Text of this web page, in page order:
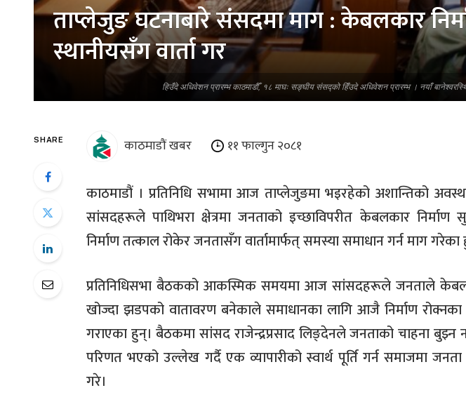
हिउँदे अधिवेशन प्रारम्भ काठमाडौँ, १८ माघः सङ्घीय संसद्को हिँउदे अधिवेशन प्रारम्भ । नयाँ
ताप्लेजुङ घटनाबारे संसदमा माग : केबलकार
स्थानीयसँग वार्ता गर
SHARE काठमाडौं खबर ११ फाल्गुन २०८१
काठमाडौं । प्रतिनिधि सभामा आज ताप्लेजुङमा भइरहेको अशान्तिको
सांसदहरूले पाथिभरा क्षेत्रमा जनताको इच्छाविपरीत केबलकार
निर्माण तत्काल रोकेर जनतासँग वार्तामार्फत् समस्या समाधान गर्न माग गरेका
प्रतिनिधिसभा बैठकको आकस्मिक समयमा आज सांसदहरूले जनताले
खोज्दा झडपको वातावरण बनेकाले समाधानका लागि आजै निर्माण रोक्नका
गराएका हुन्। बैठकमा सांसद राजेन्द्रप्रसाद लिङ्देनले जनताको चाहना बुझ्न
परिणत भएको उल्लेख गर्दै एक व्यापारीको स्वार्थ पूर्ति गर्न समाजमा
गरे।